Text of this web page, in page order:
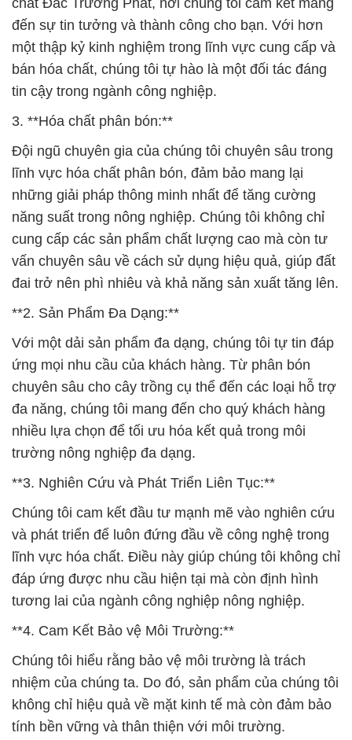
đến sự tin tưởng và thành công cho bạn. Với hơn
một thập kỷ kinh nghiệm trong lĩnh vực cung cấp và
bán hóa chất, chúng tôi tự hào là một đối tác đáng
tin cậy trong ngành công nghiệp.
3. **Hóa chất phân bón:**
Đội ngũ chuyên gia của chúng tôi chuyên sâu trong
lĩnh vực hóa chất phân bón, đảm bảo mang lại
những giải pháp thông minh nhất để tăng cường
năng suất trong nông nghiệp. Chúng tôi không chỉ
cung cấp các sản phẩm chất lượng cao mà còn tư
vấn chuyên sâu về cách sử dụng hiệu quả, giúp đất
đai trở nên phì nhiêu và khả năng sản xuất tăng lên.
**2. Sản Phẩm Đa Dạng:**
Với một dải sản phẩm đa dạng, chúng tôi tự tin đáp
ứng mọi nhu cầu của khách hàng. Từ phân bón
chuyên sâu cho cây trồng cụ thể đến các loại hỗ trợ
đa năng, chúng tôi mang đến cho quý khách hàng
nhiều lựa chọn để tối ưu hóa kết quả trong môi
trường nông nghiệp đa dạng.
**3. Nghiên Cứu và Phát Triển Liên Tục:**
Chúng tôi cam kết đầu tư mạnh mẽ vào nghiên cứu
và phát triển để luôn đứng đầu về công nghệ trong
lĩnh vực hóa chất. Điều này giúp chúng tôi không chỉ
đáp ứng được nhu cầu hiện tại mà còn định hình
tương lai của ngành công nghiệp nông nghiệp.
**4. Cam Kết Bảo vệ Môi Trường:**
Chúng tôi hiểu rằng bảo vệ môi trường là trách
nhiệm của chúng ta. Do đó, sản phẩm của chúng tôi
không chỉ hiệu quả về mặt kinh tế mà còn đảm bảo
tính bền vững và thân thiện với môi trường.